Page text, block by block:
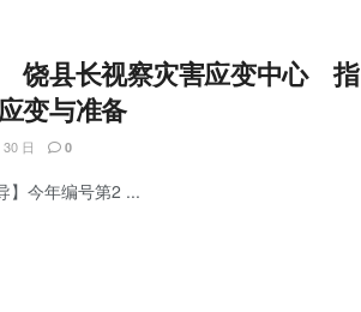
饶县长视察灾害应变中心 指
变与准备
日 0
】今年编号第2 ...